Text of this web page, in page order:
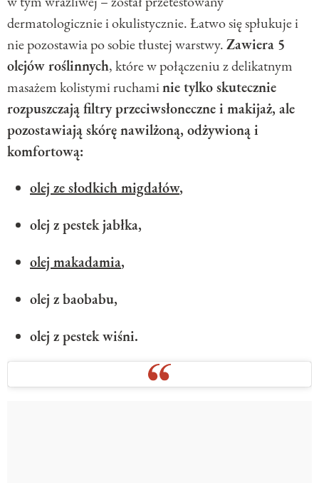
dermatologicznie i okulistycznie. Łatwo się spłukuje i
nie pozostawia po sobie tłustej warstwy.Zawiera 5
olejów roślinnych, które w połączeniu z delikatnym
masażem kolistymi ruchaminie tylko skutecznie
rozpuszczają filtry przeciwsłoneczne i makijaż, ale
pozostawiają skórę nawilżoną, odżywioną i
komfortową:
olej ze słodkich migdałów,
olej z pestek jabłka,
olej makadamia,
olej z baobabu,
olej z pestek wiśni.